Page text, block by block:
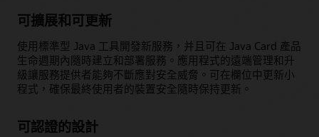
可擴展和可更新
使用標準型 Java 工具開發新服務，并且可在 Java Card 產品
生命週期內隨時建立和部署服務。應用程式的遠端管理和升
級讓服務提供者能夠不斷應對安全威脅。可在欄位中更新小
程式，確保最終使用者的裝置安全隨時保持更新。
可認證的設計